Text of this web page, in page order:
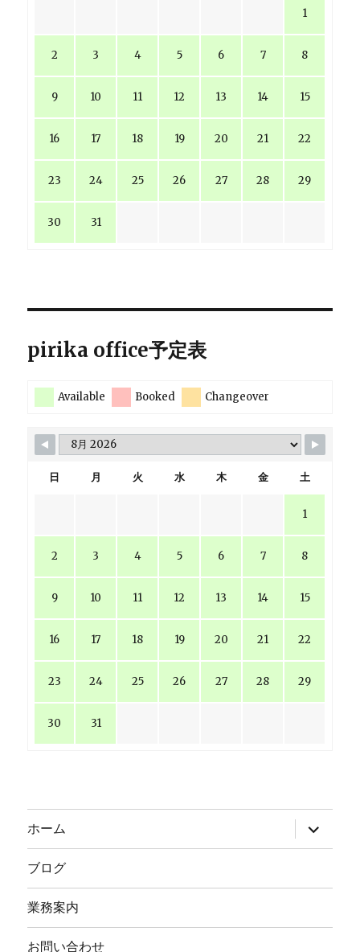
1
2 3 4 5 6 7 8
9 10 11 12 13 14 15
16 17 18 19 20 21 22
23 24 25 26 27 28 29
30 31
pirika office予定表
Available Booked Changeover
日 月 火 水 木 金 土
1
2 3 4 5 6 7 8
9 10 11 12 13 14 15
16 17 18 19 20 21 22
23 24 25 26 27 28 29
30 31
ホーム
サ
ブ
メ
ー
開
ブログ
業務案内
お問い合わせ